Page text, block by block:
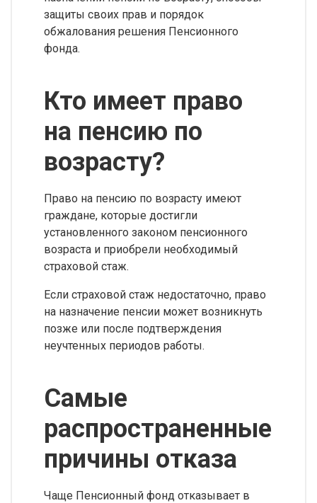
защиты своих прав и порядок
обжалования решения Пенсионного
фонда.
Кто имеет право
на пенсию по
возрасту?
Право на пенсию по возрасту имеют
граждане, которые достигли
установленного законом пенсионного
возраста и приобрели необходимый
страховой стаж.
Если страховой стаж недостаточно, право
на назначение пенсии может возникнуть
позже или после подтверждения
неучтенных периодов работы.
Самые
распространенные
причины отказа
Чаще Пенсионный фонд отказывает в